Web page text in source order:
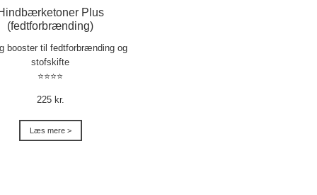
Plus
(fedtforbrænding)
booster til fedtforbrænding og
stofskifte
⭐⭐⭐⭐
225 kr.
Læs mere >